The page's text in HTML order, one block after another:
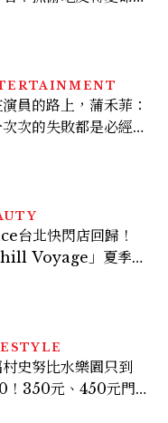
人包
員的路上，蒲禾菲：
次次的失敗都是必經過
台北快閃店回歸！
Voyage」夏季限
史努比水樂園只到
！350元、450元門票